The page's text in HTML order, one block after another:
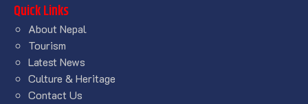
Quick Links
About Nepal
Tourism
Latest News
Culture & Heritage
Contact Us